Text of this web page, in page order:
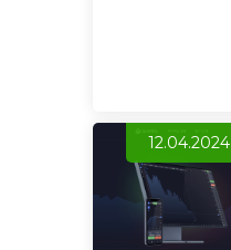
12.04.2024